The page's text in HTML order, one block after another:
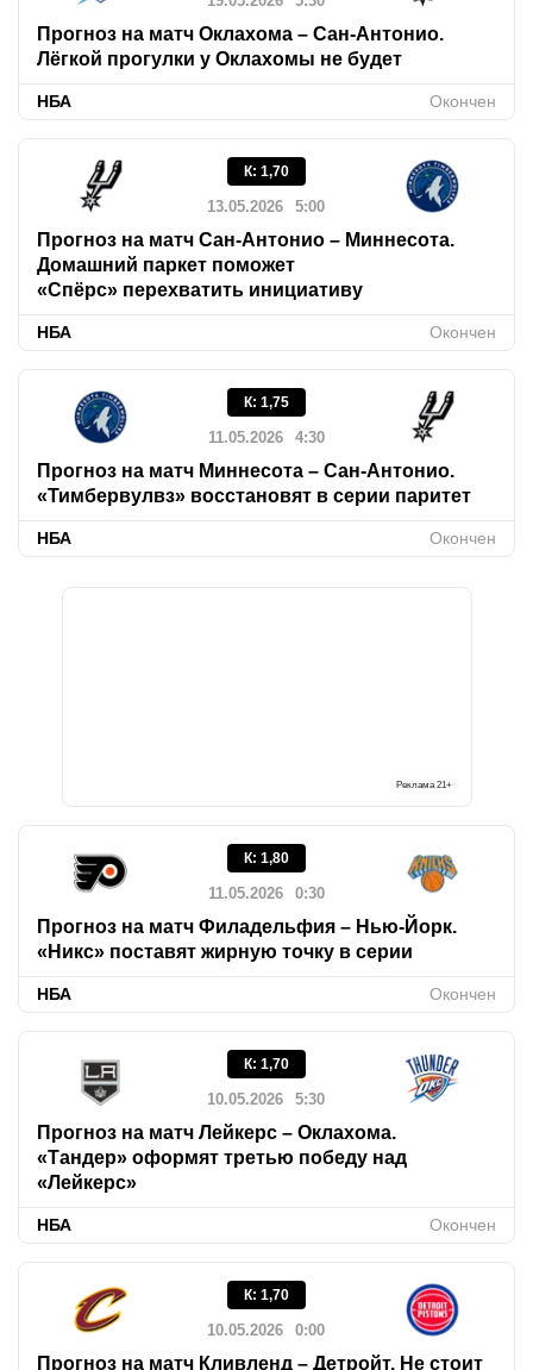
Прогноз на матч Оклахома – Сан-Антонио.
Лёгкой прогулки у Оклахомы не будет
НБА Окончен
К: 1,70
13.05.2026 5:00
Прогноз на матч Сан-Антонио – Миннесота.
Домашний паркет поможет
«Спёрс» перехватить инициативу
НБА Окончен
К: 1,75
11.05.2026 4:30
Прогноз на матч Миннесота – Сан-Антонио.
«Тимбервулвз» восстановят в серии паритет
НБА Окончен
Реклама 21+
К: 1,80
11.05.2026 0:30
Прогноз на матч Филадельфия – Нью-Йорк.
«Никс» поставят жирную точку в серии
НБА Окончен
К: 1,70
10.05.2026 5:30
Прогноз на матч Лейкерс – Оклахома.
«Тандер» оформят третью победу над
«Лейкерс»
НБА Окончен
К: 1,70
10.05.2026 0:00
Прогноз на матч Кливленд – Детройт. Не стоит